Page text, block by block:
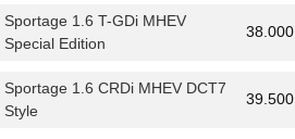
Sportage 1.6 T-GDi MHEV
Special Edition
38.000
Sportage 1.6 CRDi MHEV DCT7
Style
39.500